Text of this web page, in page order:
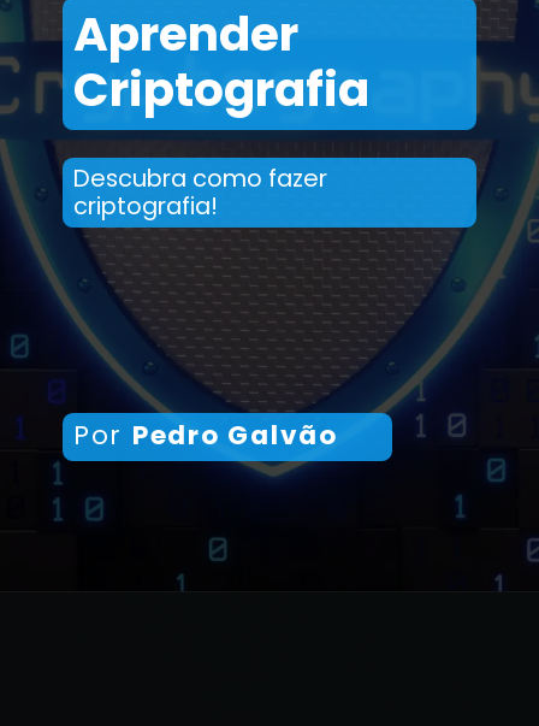
Aprender
Criptografia
Descubra como fazer
criptografia!
Por Pedro Galvão